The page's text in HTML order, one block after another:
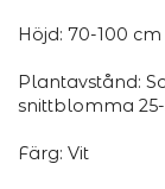
Höjd: 70-100 cm
Plantavstånd:
snittblomma
Färg: Vit